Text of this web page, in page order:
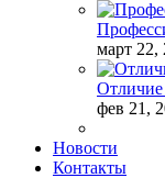
март 22,
Отличие
фев 21,
Новости
Контакты